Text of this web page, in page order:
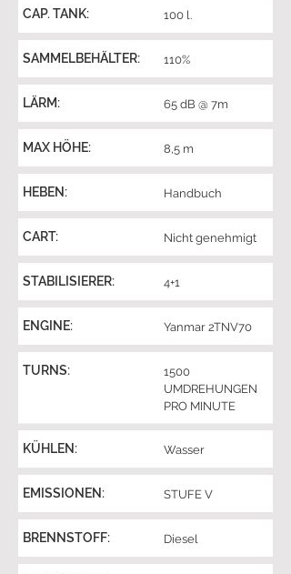
CAP. TANK: 100 l.
SAMMELBEHÄLTER: 110%
LÄRM: 65 dB @ 7m
MAX HÖHE: 8,5 m
HEBEN: Handbuch
CART: Nicht genehmigt
STABILISIERER: 4+1
ENGINE: Yanmar 2TNV70
TURNS:
1500
UMDREHUNGEN
PRO MINUTE
KÜHLEN: Wasser
EMISSIONEN: STUFE V
BRENNSTOFF: Diesel